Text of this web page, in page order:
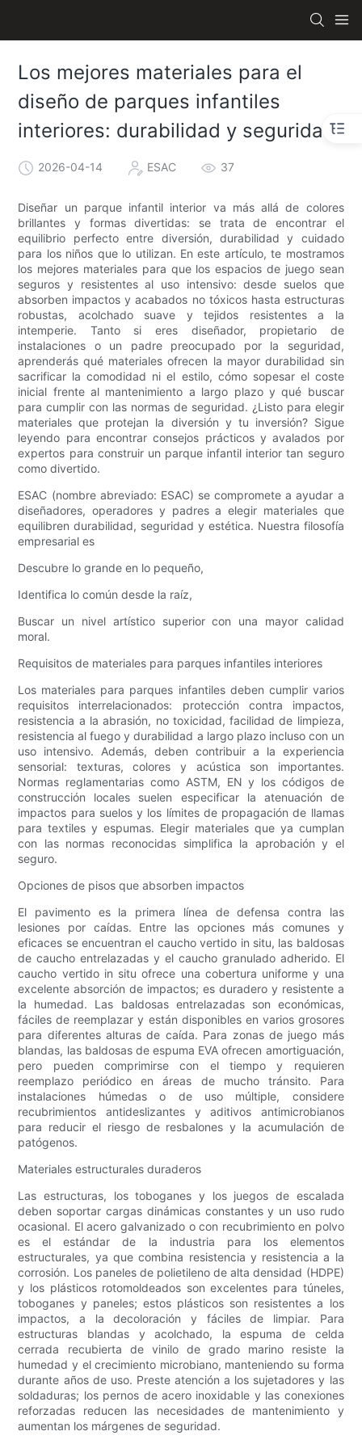
Los mejores materiales para el
diseño de parques infantiles
interiores: durabilidad y seguridad.
2026-04-14 ESAC 37
Diseñar un parque infantil interior va más allá de colores
brillantes y formas divertidas: se trata de encontrar el
equilibrio perfecto entre diversión, durabilidad y cuidado
para los niños que lo utilizan. En este artículo, te mostramos
los mejores materiales para que los espacios de juego sean
seguros y resistentes al uso intensivo: desde suelos que
absorben impactos y acabados no tóxicos hasta estructuras
robustas, acolchado suave y tejidos resistentes a la
intemperie. Tanto si eres diseñador, propietario de
instalaciones o un padre preocupado por la seguridad,
aprenderás qué materiales ofrecen la mayor durabilidad sin
sacrificar la comodidad ni el estilo, cómo sopesar el coste
inicial frente al mantenimiento a largo plazo y qué buscar
para cumplir con las normas de seguridad. ¿Listo para elegir
materiales que protejan la diversión y tu inversión? Sigue
leyendo para encontrar consejos prácticos y avalados por
expertos para construir un parque infantil interior tan seguro
como divertido.
ESAC (nombre abreviado: ESAC) se compromete a ayudar a
diseñadores, operadores y padres a elegir materiales que
equilibren durabilidad, seguridad y estética. Nuestra filosofía
empresarial es
Descubre lo grande en lo pequeño,
Identifica lo común desde la raíz,
Buscar un nivel artístico superior con una mayor calidad
moral.
Requisitos de materiales para parques infantiles interiores
Los materiales para parques infantiles deben cumplir varios
requisitos interrelacionados: protección contra impactos,
resistencia a la abrasión, no toxicidad, facilidad de limpieza,
resistencia al fuego y durabilidad a largo plazo incluso con un
uso intensivo. Además, deben contribuir a la experiencia
sensorial: texturas, colores y acústica son importantes.
Normas reglamentarias como ASTM, EN y los códigos de
construcción locales suelen especificar la atenuación de
impactos para suelos y los límites de propagación de llamas
para textiles y espumas. Elegir materiales que ya cumplan
con las normas reconocidas simplifica la aprobación y el
seguro.
Opciones de pisos que absorben impactos
El pavimento es la primera línea de defensa contra las
lesiones por caídas. Entre las opciones más comunes y
eficaces se encuentran el caucho vertido in situ, las baldosas
de caucho entrelazadas y el caucho granulado adherido. El
caucho vertido in situ ofrece una cobertura uniforme y una
excelente absorción de impactos; es duradero y resistente a
la humedad. Las baldosas entrelazadas son económicas,
fáciles de reemplazar y están disponibles en varios grosores
para diferentes alturas de caída. Para zonas de juego más
blandas, las baldosas de espuma EVA ofrecen amortiguación,
pero pueden comprimirse con el tiempo y requieren
reemplazo periódico en áreas de mucho tránsito. Para
instalaciones húmedas o de uso múltiple, considere
recubrimientos antideslizantes y aditivos antimicrobianos
para reducir el riesgo de resbalones y la acumulación de
patógenos.
Materiales estructurales duraderos
Las estructuras, los toboganes y los juegos de escalada
deben soportar cargas dinámicas constantes y un uso rudo
ocasional. El acero galvanizado o con recubrimiento en polvo
es el estándar de la industria para los elementos
estructurales, ya que combina resistencia y resistencia a la
corrosión. Los paneles de polietileno de alta densidad (HDPE)
y los plásticos rotomoldeados son excelentes para túneles,
toboganes y paneles; estos plásticos son resistentes a los
impactos, a la decoloración y fáciles de limpiar. Para
estructuras blandas y acolchado, la espuma de celda
cerrada recubierta de vinilo de grado marino resiste la
humedad y el crecimiento microbiano, manteniendo su forma
durante años de uso. Preste atención a los sujetadores y las
soldaduras; los pernos de acero inoxidable y las conexiones
reforzadas reducen las necesidades de mantenimiento y
aumentan los márgenes de seguridad.